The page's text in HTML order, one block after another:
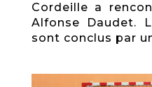
Cordeille a
Alfonse Daudet.
sont conclus par